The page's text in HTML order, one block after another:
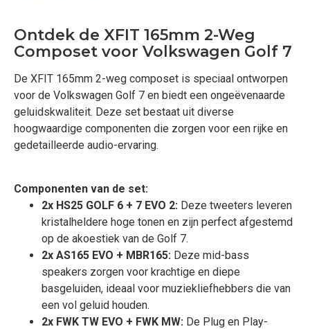
Ontdek de XFIT 165mm 2-Weg
Composet voor Volkswagen Golf 7
De XFIT 165mm 2-weg composet is speciaal ontworpen
voor de Volkswagen Golf 7 en biedt een ongeëvenaarde
geluidskwaliteit. Deze set bestaat uit diverse
hoogwaardige componenten die zorgen voor een rijke en
gedetailleerde audio-ervaring.
Componenten van de set:
2x HS25 GOLF 6 + 7 EVO 2: Deze tweeters leveren
kristalheldere hoge tonen en zijn perfect afgestemd
op de akoestiek van de Golf 7.
2x AS165 EVO + MBR165: Deze mid-bass
speakers zorgen voor krachtige en diepe
basgeluiden, ideaal voor muziekliefhebbers die van
een vol geluid houden.
2x FWK TW EVO + FWK MW: De Plug en Play-